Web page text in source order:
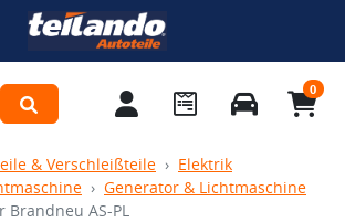
0
& Verschleißteile
Elektrik
Generator & Lichtmaschine
Brandneu AS-PL